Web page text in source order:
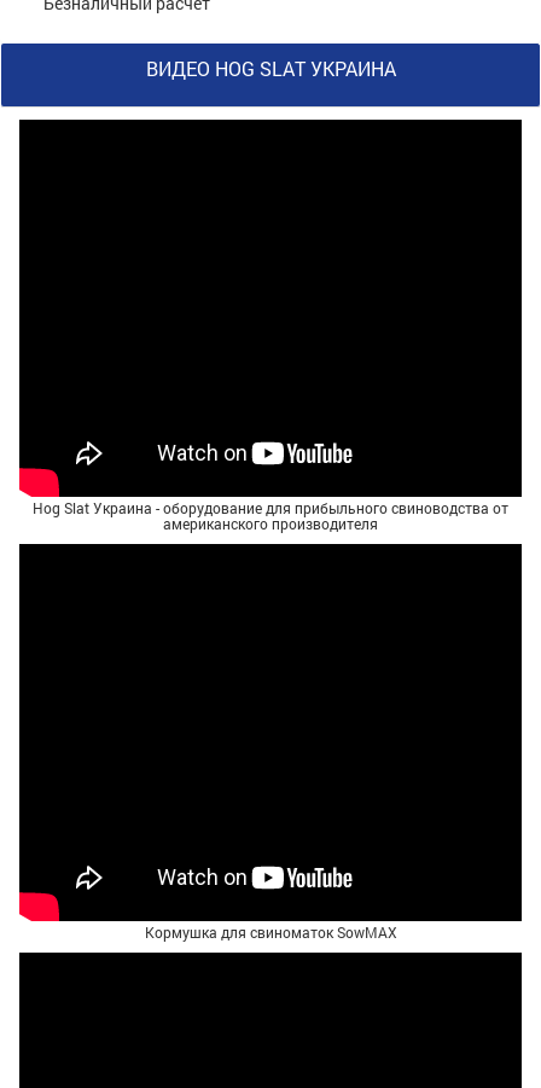
ВИДЕО HOG SLAT УКРАИНА
Hog Slat Украина - оборудование для прибыльного свиноводства от
американского производителя
Кормушка для свиноматок SowMAX